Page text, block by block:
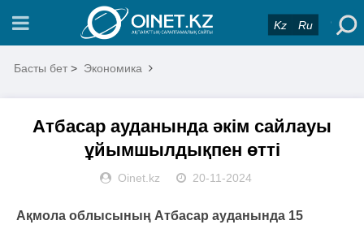
Kz Ru
Басты бет > Экономика
Атбасар ауданында әкім сайлауы
ұйымшылдықпен өтті
Oinet.kz 20-11-2024
Ақмола облысының Атбасар ауданында 15